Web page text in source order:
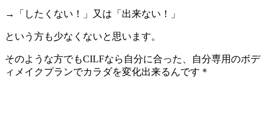
→「したくない！」又は「出来ない！」
という方も少なくないと思います。
そのような方でもCILFなら自分に合った、自分専用のボデ
ィメイクプランでカラダを変化出来るんです＊